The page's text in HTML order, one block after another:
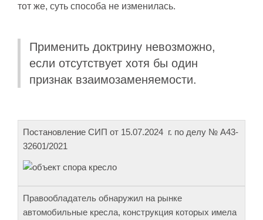
тот же, суть способа не изменилась.
Применить доктрину невозможно,
если отсутствует хотя бы один
признак взаимозаменяемости.
Спор
Фабула
дела
Постановление СИП от 15.07.2024 г. по делу № А43-
32601/2021
Правообладатель обнаружил на рынке
автомобильные кресла, конструкция которых имела